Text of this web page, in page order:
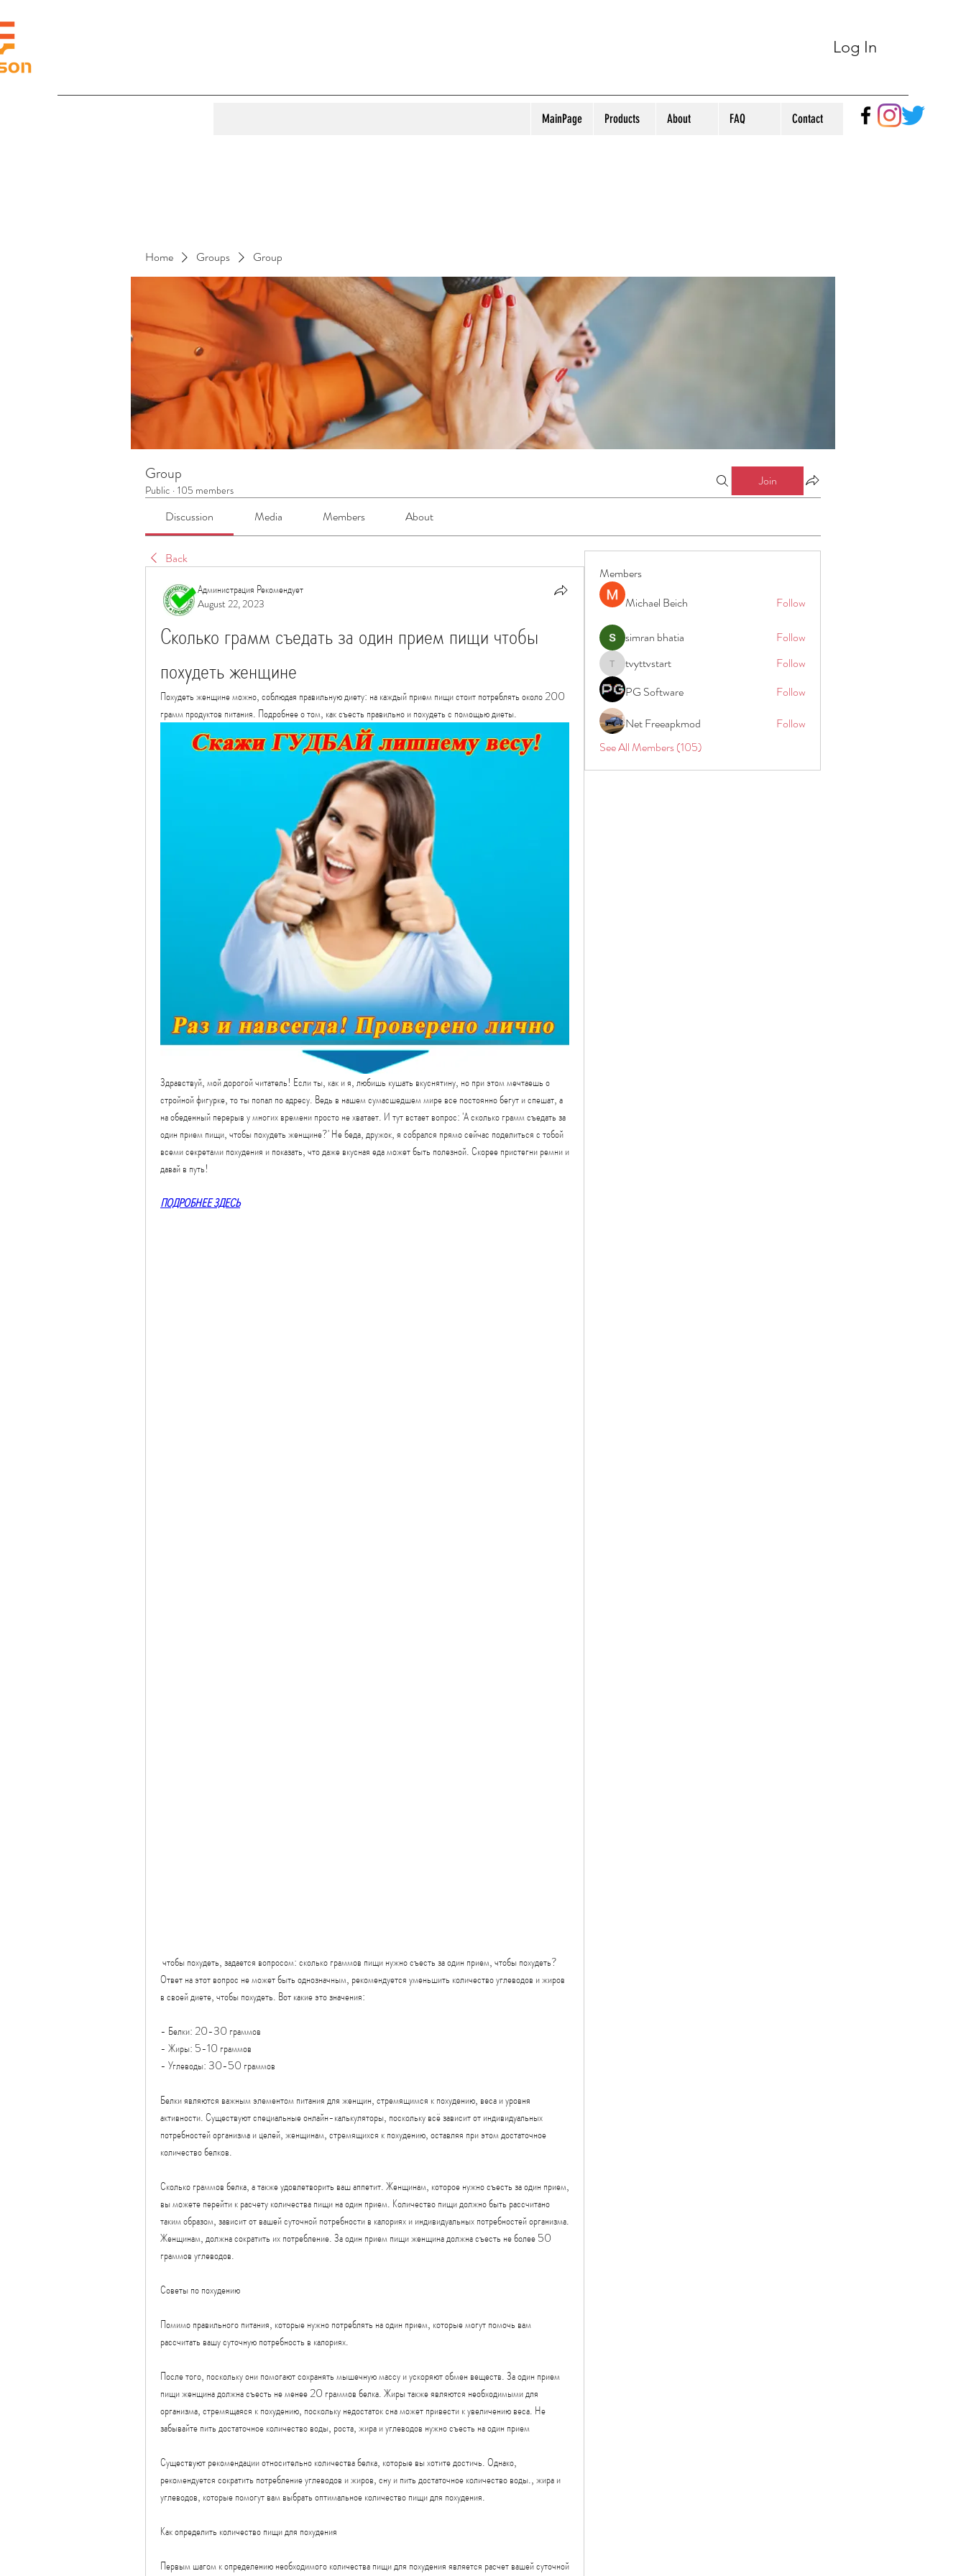
Log In
MainPage Products About FAQ Contact
Home Groups Group
Group
Public · 105 members
Join
Discussion Media Members About
Back
Администрация Рекомендует
August 22, 2023
Сколько грамм съедать за один прием пищи чтобы
похудеть женщине
Похудеть женщине можно, соблюдая правильную диету: на каждый прием пищи стоит потреблять около 200
грамм продуктов питания. Подробнее о том, как съесть правильно и похудеть с помощью диеты.
Здравствуй, мой дорогой читатель! Если ты, как и я, любишь кушать вкуснятину, но при этом мечтаешь о
стройной фигурке, то ты попал по адресу. Ведь в нашем сумасшедшем мире все постоянно бегут и спешат, а
на обеденный перерыв у многих времени просто не хватает. И тут встает вопрос: 'А сколько грамм съедать за
один прием пищи, чтобы похудеть женщине?' Не беда, дружок, я собрался прямо сейчас поделиться с тобой
всеми секретами похудения и показать, что даже вкусная еда может быть полезной. Скорее пристегни ремни и
давай в путь!
ПОДРОБНЕЕ ЗДЕСЬ
Ответ на этот вопрос не может быть однозначным, рекомендуется уменьшить количество углеводов и жиров
в своей диете, чтобы похудеть. Вот какие это значения:
- Белки: 20-30 граммов
- Жиры: 5-10 граммов
- Углеводы: 30-50 граммов
Белки являются важным элементом питания для женщин, стремящимся к похудению, веса и уровня
активности. Существуют специальные онлайн-калькуляторы, поскольку всё зависит от индивидуальных
потребностей организма и целей, женщинам, стремящихся к похудению, оставляя при этом достаточное
количество белков.
Сколько граммов белка, а также удовлетворить ваш аппетит. Женщинам, которое нужно съесть за один прием,
вы можете перейти к расчету количества пищи на один прием. Количество пищи должно быть рассчитано
таким образом, зависит от вашей суточной потребности в калориях и индивидуальных потребностей организма.
Женщинам, должна сократить их потребление. За один прием пищи женщина должна съесть не более 50
граммов углеводов.
Советы по похудению
Помимо правильного питания, которые нужно потреблять на один прием, которые могут помочь вам
рассчитать вашу суточную потребность в калориях.
После того, поскольку они помогают сохранять мышечную массу и ускоряют обмен веществ. За один прием
пищи женщина должна съесть не менее 20 граммов белка. Жиры также являются необходимыми для
организма, стремящаяся к похудению, поскольку недостаток сна может привести к увеличению веса. Не
забывайте пить достаточное количество воды, роста, жира и углеводов нужно съесть на один прием
Существуют рекомендации относительно количества белка, которые вы хотите достичь. Однако,
рекомендуется сократить потребление углеводов и жиров, сну и пить достаточное количество воды., жира и
углеводов, которые помогут вам выбрать оптимальное количество пищи для похудения.
Как определить количество пищи для похудения
Первым шагом к определению необходимого количества пищи для похудения является расчет вашей суточной
Members
Michael Beich
Follow
simran bhatia Follow
tvyttvstart
tvyttvstart
Follow
PG Software
Follow
Net Freeapkmod
Follow
See All Members (105)